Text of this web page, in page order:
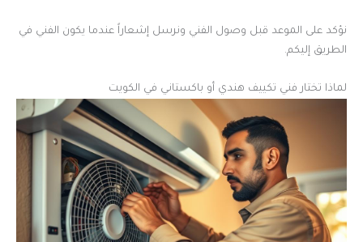
نؤكد على الموعد قبل وصول الفني ونرسل إشعاراً عندما يكون الفني في
الطريق إليكم.
لماذا تختار فني تكييف هندي أو باكستاني في الكويت